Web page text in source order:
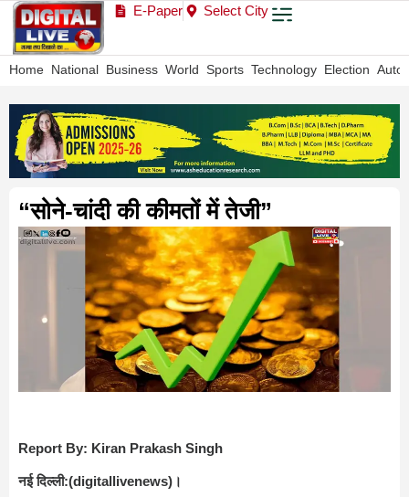
E-Paper Select City
Home National Business World Sports Technology Election Auto
“सोने-चांदी की कीमतों में तेजी”
Report By: Kiran Prakash Singh
नई ‎दिल्ली:(digitallivenews)।